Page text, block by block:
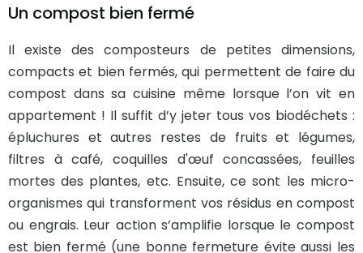
Un compost bien fermé
Il existe des composteurs de petites dimensions,
compacts et bien fermés, qui permettent de faire du
compost dans sa cuisine même lorsque l’on vit en
appartement ! Il suffit d’y jeter tous vos biodéchets :
épluchures et autres restes de fruits et légumes,
filtres à café, coquilles d'œuf concassées, feuilles
mortes des plantes, etc. Ensuite, ce sont les micro-
organismes qui transforment vos résidus en compost
ou engrais. Leur action s’amplifie lorsque le compost
est bien fermé (une bonne fermeture évite aussi les